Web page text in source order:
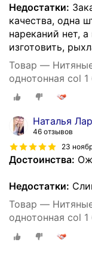
Недостатки:
качества, одна
нареканий нет,
изготовить,
Товар —
однотонная col 1
Наталья
46 отзывов
23
Достоинства:
Недостатки:
Товар —
однотонная col 1